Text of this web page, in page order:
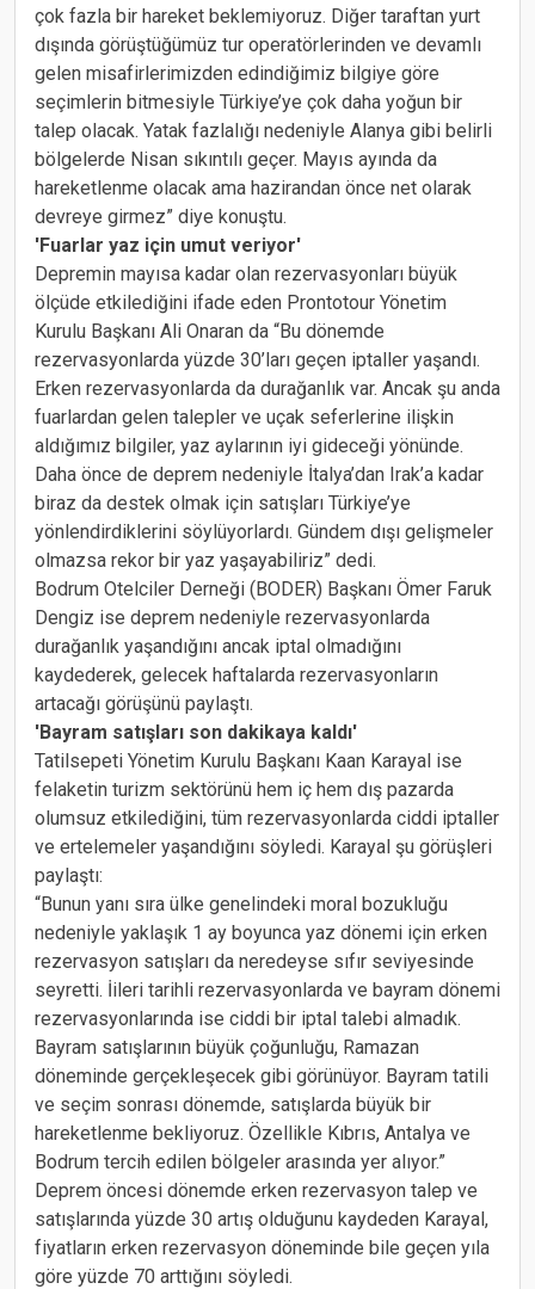
çok fazla bir hareket beklemiyoruz. Diğer taraftan yurt
dışında görüştüğümüz tur operatörlerinden ve devamlı
gelen misafirlerimizden edindiğimiz bilgiye göre
seçimlerin bitmesiyle Türkiye’ye çok daha yoğun bir
talep olacak. Yatak fazlalığı nedeniyle Alanya gibi belirli
bölgelerde Nisan sıkıntılı geçer. Mayıs ayında da
hareketlenme olacak ama hazirandan önce net olarak
devreye girmez” diye konuştu.
'Fuarlar yaz için umut veriyor'
Depremin mayısa kadar olan rezervasyonları büyük
ölçüde etkilediğini ifade eden Prontotour Yönetim
Kurulu Başkanı Ali Onaran da “Bu dönemde
rezervasyonlarda yüzde 30’ları geçen iptaller yaşandı.
Erken rezervasyonlarda da durağanlık var. Ancak şu anda
fuarlardan gelen talepler ve uçak seferlerine ilişkin
aldığımız bilgiler, yaz aylarının iyi gideceği yönünde.
Daha önce de deprem nedeniyle İtalya’dan Irak’a kadar
biraz da destek olmak için satışları Türkiye’ye
yönlendirdiklerini söylüyorlardı. Gündem dışı gelişmeler
olmazsa rekor bir yaz yaşayabiliriz” dedi.
Bodrum Otelciler Derneği (BODER) Başkanı Ömer Faruk
Dengiz ise deprem nedeniyle rezervasyonlarda
durağanlık yaşandığını ancak iptal olmadığını
kaydederek, gelecek haftalarda rezervasyonların
artacağı görüşünü paylaştı.
'Bayram satışları son dakikaya kaldı'
Tatilsepeti Yönetim Kurulu Başkanı Kaan Karayal ise
felaketin turizm sektörünü hem iç hem dış pazarda
olumsuz etkilediğini, tüm rezervasyonlarda ciddi iptaller
ve ertelemeler yaşandığını söyledi. Karayal şu görüşleri
paylaştı:
“Bunun yanı sıra ülke genelindeki moral bozukluğu
nedeniyle yaklaşık 1 ay boyunca yaz dönemi için erken
rezervasyon satışları da neredeyse sıfır seviyesinde
seyretti. İileri tarihli rezervasyonlarda ve bayram dönemi
rezervasyonlarında ise ciddi bir iptal talebi almadık.
Bayram satışlarının büyük çoğunluğu, Ramazan
döneminde gerçekleşecek gibi görünüyor. Bayram tatili
ve seçim sonrası dönemde, satışlarda büyük bir
hareketlenme bekliyoruz. Özellikle Kıbrıs, Antalya ve
Bodrum tercih edilen bölgeler arasında yer alıyor.”
Deprem öncesi dönemde erken rezervasyon talep ve
satışlarında yüzde 30 artış olduğunu kaydeden Karayal,
fiyatların erken rezervasyon döneminde bile geçen yıla
göre yüzde 70 arttığını söyledi.